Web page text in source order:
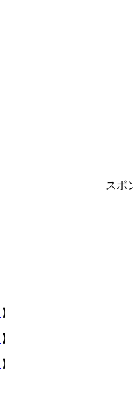
スポ
】
】
】